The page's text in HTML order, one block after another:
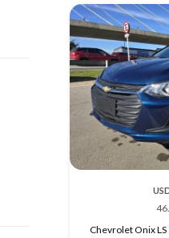
Chevrolet Onix